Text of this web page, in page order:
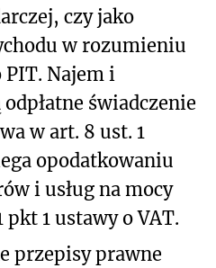
czy jako
w rozumieniu
Najem i
świadczenie
w art. 8 ust. 1
opodatkowaniu
i usług na mocy
1 ustawy o VAT.
przepisy prawne